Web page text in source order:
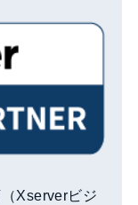
Xserverビジ